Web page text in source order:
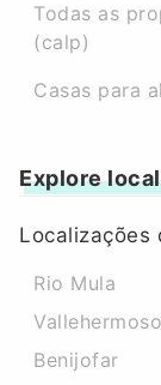
Todas as
(calp)
Casas para
Explore
Localizações
Rio Mula
Vallehermoso
Benijofar